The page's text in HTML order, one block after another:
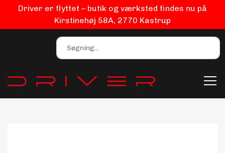
Driver er flyttet – butik og værksted findes nu på
Kirstinehøj 58A, 2770 Kastrup